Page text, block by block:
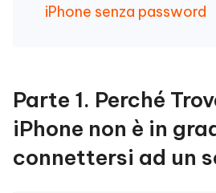
iPhone senza password
Parte 1. Perché
iPhone non è in
connettersi ad un